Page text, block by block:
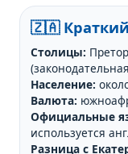
🇿🇦
Столицы:
Население:
Валюта:
Официальные
используется
Разница с